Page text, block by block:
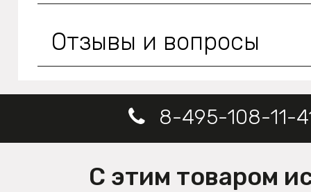
Отзывы и вопросы
8-495-108-11-
С этим товаром